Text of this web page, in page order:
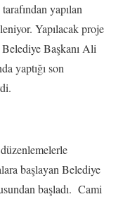
yapılan
Yapılacak proje
Başkanı Ali
yaptığı son
başlayan Belediye
başladı. Cami